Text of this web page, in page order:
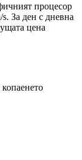
процесор
За ден с дневна
цена